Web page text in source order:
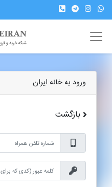
ورود به خانه ایران
بازگشت